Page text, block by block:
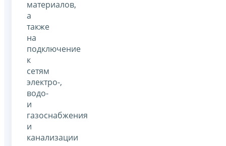
материалов,
а
также
на
подключение
к
сетям
электро-,
водо-
и
газоснабжения
и
канализации